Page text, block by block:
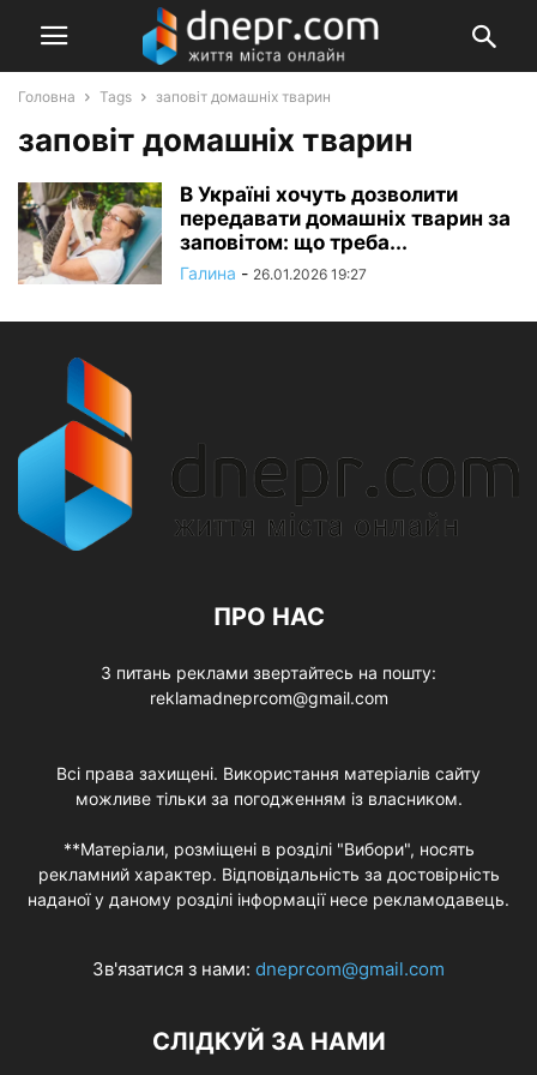
Головна Tags заповіт домашніх тварин
заповіт домашніх тварин
В Україні хочуть дозволити
передавати домашніх тварин за
заповітом: що треба...
Галина - 26.01.2026 19:27
ПРО НАС
З питань реклами звертайтесь на пошту:
reklamadneprcom@gmail.com
Всі права захищені. Використання матеріалів сайту
можливе тільки за погодженням із власником.
**Матеріали, розміщені в розділі "Вибори", носять
рекламний характер. Відповідальність за достовірність
наданої у даному розділі інформації несе рекламодавець.
Зв'язатися з нами: dneprcom@gmail.com
СЛІДКУЙ ЗА НАМИ